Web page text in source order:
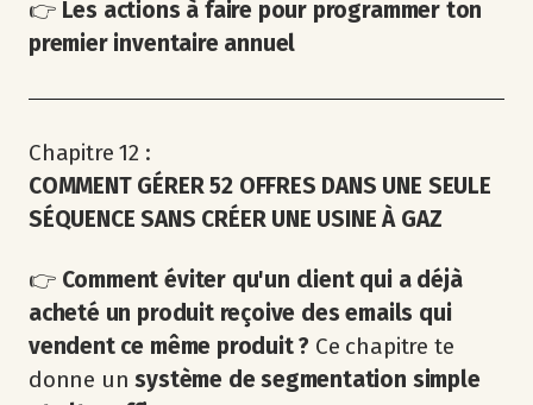
👉 Les actions à faire pour programmer ton
premier inventaire annuel
Chapitre 12 :
COMMENT GÉRER 52 OFFRES DANS UNE SEULE
SÉQUENCE SANS CRÉER UNE USINE À GAZ
👉 Comment éviter qu'un client qui a déjà
acheté un produit reçoive des emails qui
vendent ce même produit ? Ce chapitre te
donne unsystème de segmentation simple